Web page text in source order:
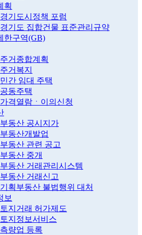
획
경기도시정책 포럼
경기도 집합건물 표준관리규약
한구역(GB)
주거종합계획
주거복지
민간 임대 주택
공동주택
가격열람ㆍ이의신청
부동산 공시지가
부동산개발업
부동산 관련 공고
부동산 중개
부동산 거래관리시스템
부동산 거래신고
기획부동산 불법행위 대처
보
토지거래 허가제도
토지정보서비스
측량업 등록